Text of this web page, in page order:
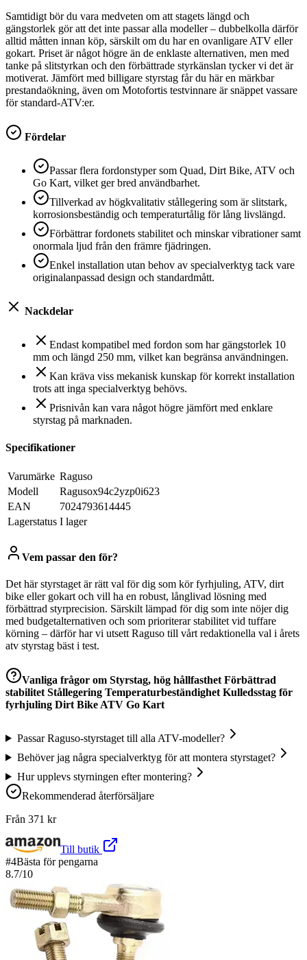
Samtidigt bör du vara medveten om att stagets längd och
gängstorlek gör att det inte passar alla modeller – dubbelkolla därför
alltid måtten innan köp, särskilt om du har en ovanligare ATV eller
gokart. Priset är något högre än de enklaste alternativen, men med
tanke på slitstyrkan och den förbättrade styrkänslan tycker vi det är
motiverat. Jämfört med billigare styrstag får du här en märkbar
prestandaökning, även om Motofortis testvinnare är snäppet vassare
för standard-ATV:er.
Fördelar
Passar flera fordonstyper som Quad, Dirt Bike, ATV och
Go Kart, vilket ger bred användbarhet.
Tillverkad av högkvalitativ stållegering som är slitstark,
korrosionsbeständig och temperaturtålig för lång livslängd.
Förbättrar fordonets stabilitet och minskar vibrationer samt
onormala ljud från den främre fjädringen.
Enkel installation utan behov av specialverktyg tack vare
originalanpassad design och standardmått.
Nackdelar
Endast kompatibel med fordon som har gängstorlek 10
mm och längd 250 mm, vilket kan begränsa användningen.
Kan kräva viss mekanisk kunskap för korrekt installation
trots att inga specialverktyg behövs.
Prisnivån kan vara något högre jämfört med enklare
styrstag på marknaden.
Specifikationer
Varumärke Raguso
Modell
Ragusox94c2yzp0i623
EAN
7024793614445
Lagerstatus I lager
Vem passar den för?
Det här styrstaget är rätt val för dig som kör fyrhjuling, ATV, dirt
bike eller gokart och vill ha en robust, långlivad lösning med
förbättrad styrprecision. Särskilt lämpad för dig som inte nöjer dig
med budgetalternativen och som prioriterar stabilitet vid tuffare
körning – därför har vi utsett Raguso till vårt redaktionella val i årets
atv styrstag bäst i test.
Vanliga frågor om Styrstag, hög hållfasthet Förbättrad
stabilitet Stållegering Temperaturbeständighet Kulledsstag för
fyrhjuling Dirt Bike ATV Go Kart
Passar Raguso-styrstaget till alla ATV-modeller?
Behöver jag några specialverktyg för att montera styrstaget?
Hur upplevs styrningen efter montering?
Rekommenderad återförsäljare
Från 371 kr
Till butik
#4Bästa för pengarna
8.7/10